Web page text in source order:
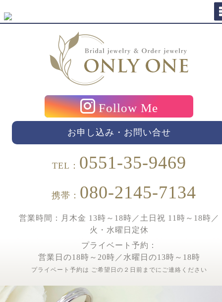
Follow Me
お申し込み・お問い合せ
TEL： 0551-35-9469
携帯： 080-2145-7134
営業時間：月木金 13時～18時／土日祝 11時～18時／
火・水曜日定休
プライベート予約：
営業日の18時～20時／水曜日の13時～18時
プライベート予約は ご希望日の２日前までにご連絡ください